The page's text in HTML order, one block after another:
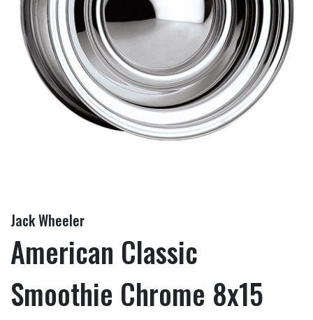
Jack Wheeler
American Classic
Smoothie Chrome 8x15